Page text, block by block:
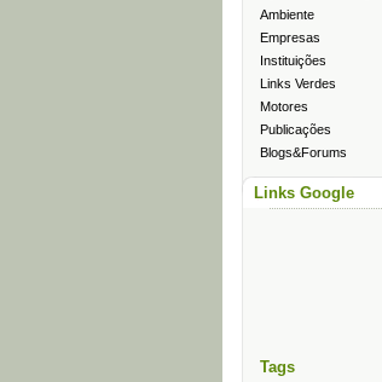
Ambiente
Empresas
Instituições
Links Verdes
Motores
Publicações
Blogs&Forums
Links Google
Tags